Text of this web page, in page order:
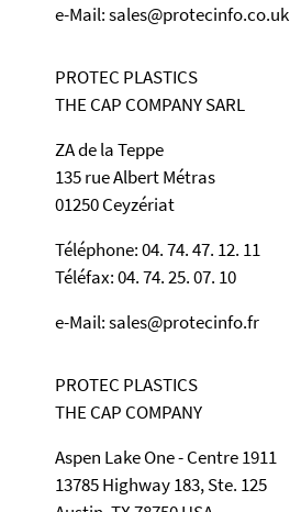
e-Mail: sales@protecinfo.co.uk
PROTEC PLASTICS
THE CAP COMPANY SARL
ZA de la Teppe
135 rue Albert Métras
01250 Ceyzériat
Téléphone: 04. 74. 47. 12. 11
Téléfax: 04. 74. 25. 07. 10
e-Mail: sales@protecinfo.fr
PROTEC PLASTICS
THE CAP COMPANY
Aspen Lake One - Centre 1911
13785 Highway 183, Ste. 125